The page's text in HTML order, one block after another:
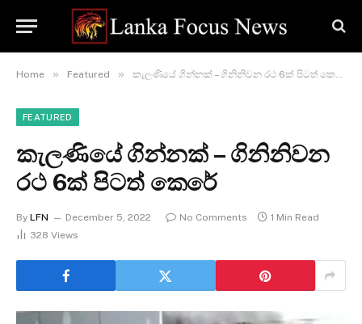
Home » Featured » කැලණියේ ගින්නක් – ගිනිනිවන රථ 6ක් පිටත් කෙරේ
FEATURED
කැලණියේ ගින්නක් – ගිනිනිවන
රථ 6ක් පිටත් කෙරේ
By LFN December 5, 2022 No Comments
1 Min Read
328 Views